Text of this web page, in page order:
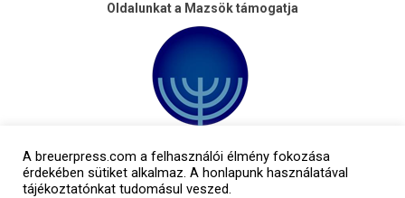
Oldalunkat a Mazsök támogatja
A breuerpress.com a felhasználói élmény fokozása
érdekében sütiket alkalmaz. A honlapunk használatával
tájékoztatónkat tudomásul veszed.